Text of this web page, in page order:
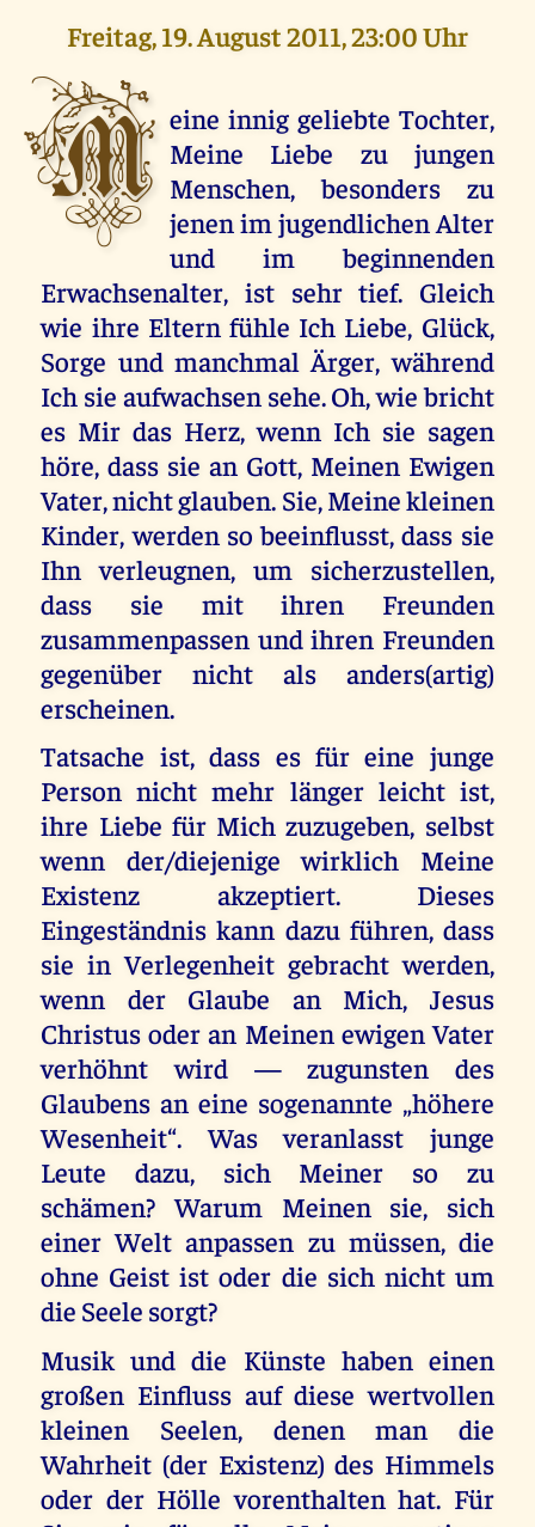
Freitag, 19. August 2011, 23:00 Uhr
M eine innig geliebte Tochter,
Meine Liebe zu jungen
Menschen, besonders zu
jenen im jugendlichen Alter
und im beginnenden
Erwachsenalter, ist sehr tief. Gleich
wie ihre Eltern fühle Ich Liebe, Glück,
Sorge und manchmal Ärger, während
Ich sie aufwachsen sehe. Oh, wie bricht
es Mir das Herz, wenn Ich sie sagen
höre, dass sie an Gott, Meinen Ewigen
Vater, nicht glauben. Sie, Meine kleinen
Kinder, werden so beeinflusst, dass sie
Ihn verleugnen, um sicherzustellen,
dass sie mit ihren Freunden
zusammenpassen und ihren Freunden
gegenüber nicht als anders(artig)
erscheinen.
Tatsache ist, dass es für eine junge
Person nicht mehr länger leicht ist,
ihre Liebe für Mich zuzugeben, selbst
wenn der/diejenige wirklich Meine
Existenz akzeptiert. Dieses
Eingeständnis kann dazu führen, dass
sie in Verlegenheit gebracht werden,
wenn der Glaube an Mich, Jesus
Christus oder an Meinen ewigen Vater
verhöhnt wird — zugunsten des
Glaubens an eine sogenannte „höhere
Wesenheit“. Was veranlasst junge
Leute dazu, sich Meiner so zu
schämen? Warum Meinen sie, sich
einer Welt anpassen zu müssen, die
ohne Geist ist oder die sich nicht um
die Seele sorgt?
Musik und die Künste haben einen
großen Einfluss auf diese wertvollen
kleinen Seelen, denen man die
Wahrheit (der Existenz) des Himmels
oder der Hölle vorenthalten hat. Für